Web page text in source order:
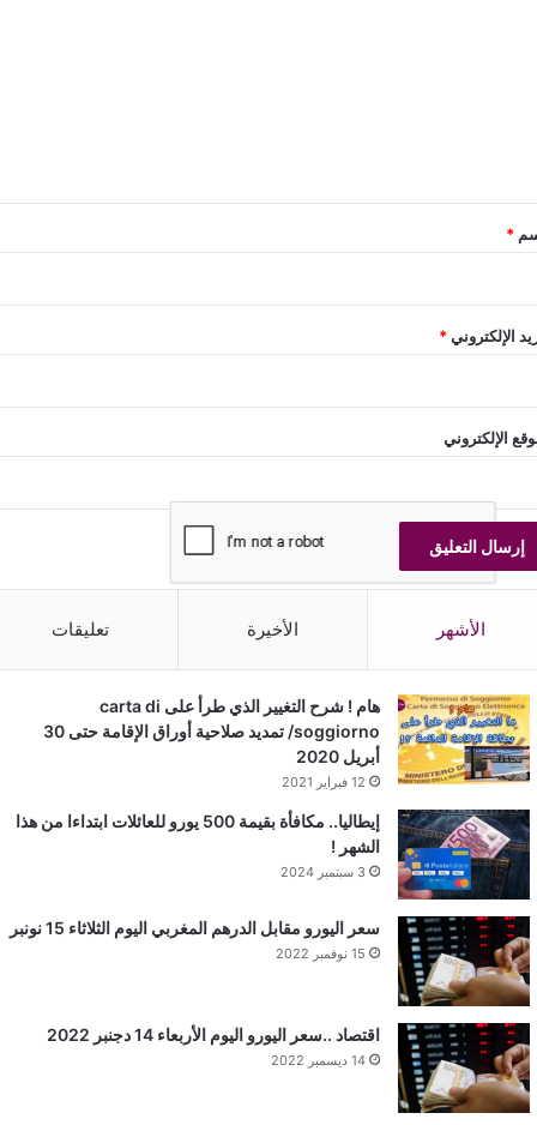
*
الإلكتروني*
الإلكتروني
الأشهر الأخيرة تعليقات
هام ! شرح التغيير الذي طرأ على carta di
soggiorno/ تمديد صلاحية أوراق الإقامة حتى 30
أبريل 2020
12 فبراير 2021
إيطاليا.. مكافأة بقيمة 500 يورو للعائلات ابتداءا من هذا
الشهر !
3 سبتمبر 2024
سعر اليورو مقابل الدرهم المغربي اليوم الثلاثاء 15 نونبر
15 نوفمبر 2022
اقتصاد ..سعر اليورو اليوم الأربعاء 14 دجنبر 2022
14 ديسمبر 2022